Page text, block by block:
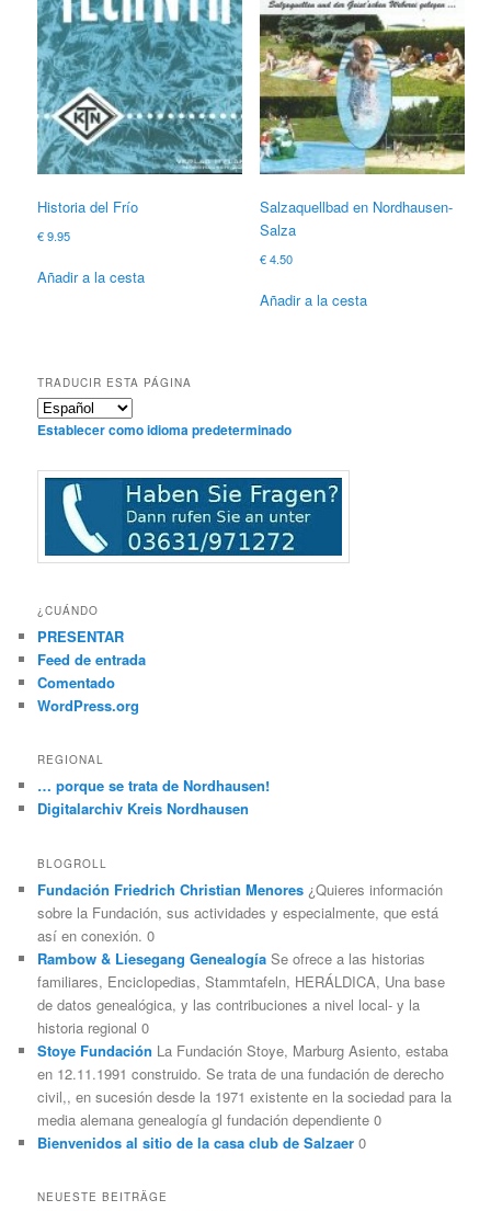
Historia del Frío
€9.95
Añadir a la cesta
Salzaquellbad en Nordhausen-
Salza
€4.50
Añadir a la cesta
TRADUCIR ESTA PÁGINA
Establecer como idioma predeterminado
¿CUÁNDO
PRESENTAR
Feed de entrada
Comentado
WordPress.org
REGIONAL
… porque se trata de Nordhausen!
Digitalarchiv Kreis Nordhausen
BLOGROLL
Fundación Friedrich Christian Menores ¿Quieres información
sobre la Fundación, sus actividades y especialmente, que está
así en conexión. 0
Rambow & Liesegang Genealogía Se ofrece a las historias
familiares, Enciclopedias, Stammtafeln, HERÁLDICA, Una base
de datos genealógica, y las contribuciones a nivel local- y la
historia regional 0
Stoye Fundación La Fundación Stoye, Marburg Asiento, estaba
en 12.11.1991 construido. Se trata de una fundación de derecho
civil,, en sucesión desde la 1971 existente en la sociedad para la
media alemana genealogía gl fundación dependiente 0
Bienvenidos al sitio de la casa club de Salzaer 0
NEUESTE BEITRÄGE